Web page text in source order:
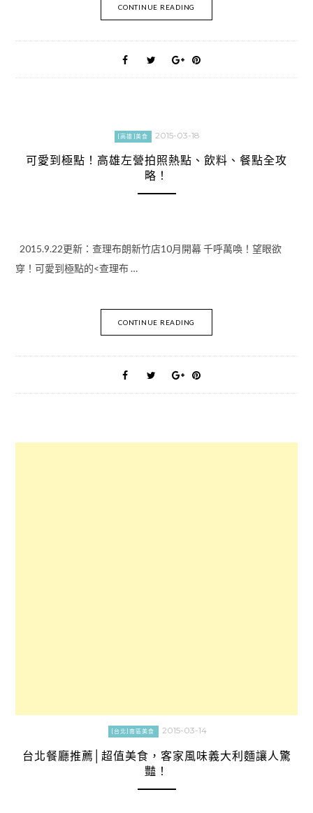
CONTINUE READING
[高雄]美食 2015-03-18
可愛到極點！高雄左營拍照熱點、飲料、餐點全攻
略！
2015.9.22更新：查理布朗新竹店10月開幕 千呼萬喚！望眼欲
穿！可愛到極點的<查理布 …
CONTINUE READING
[台北]南區美食 2015-03-14
台北餐廳推薦│超值美食，客家風味義大利麵讓人驚
豔！